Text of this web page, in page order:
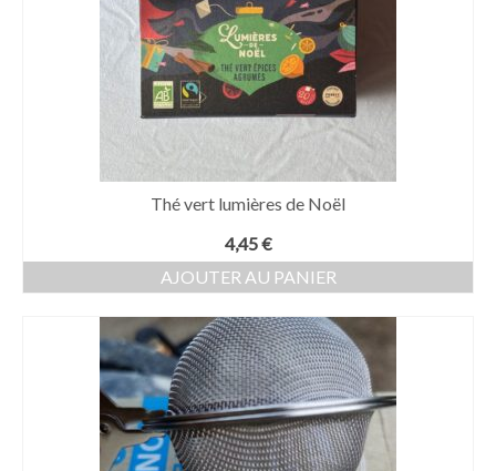
Thé vert lumières de Noël
4,45€
AJOUTER AU PANIER